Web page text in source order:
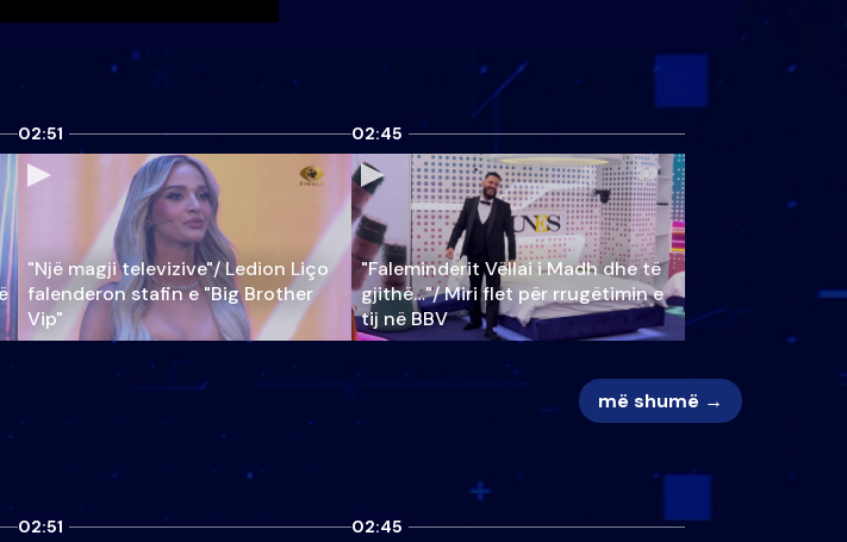
02:51
"Një magji televizive"/ Ledion Liço
falenderon stafin e "Big Brother
Vip"
02:45
"Faleminderit Vëllai i Madh dhe të
gjithë…"/ Miri flet për rrugëtimin e
tij në BBV
më shumë →
02:51 02:45